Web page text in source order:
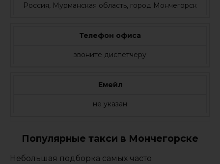
Россия, Мурманская область, город Мончегорск
Телефон офиса
звоните диспетчеру
Емейл
не указан
Популярные такси в Мончегорске
Небольшая подборка самых часто